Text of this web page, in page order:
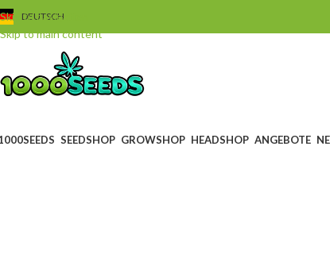
Skip to navigation
Skip to main content
DEUTSCH
SEEDSHOP GROWSHOP HEADSHOP ANGEBOTE